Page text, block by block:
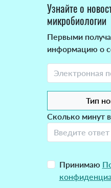
Узнайте о
микробиологии
Первыми
информацию о
Тип
Сколько минут
Принимаю